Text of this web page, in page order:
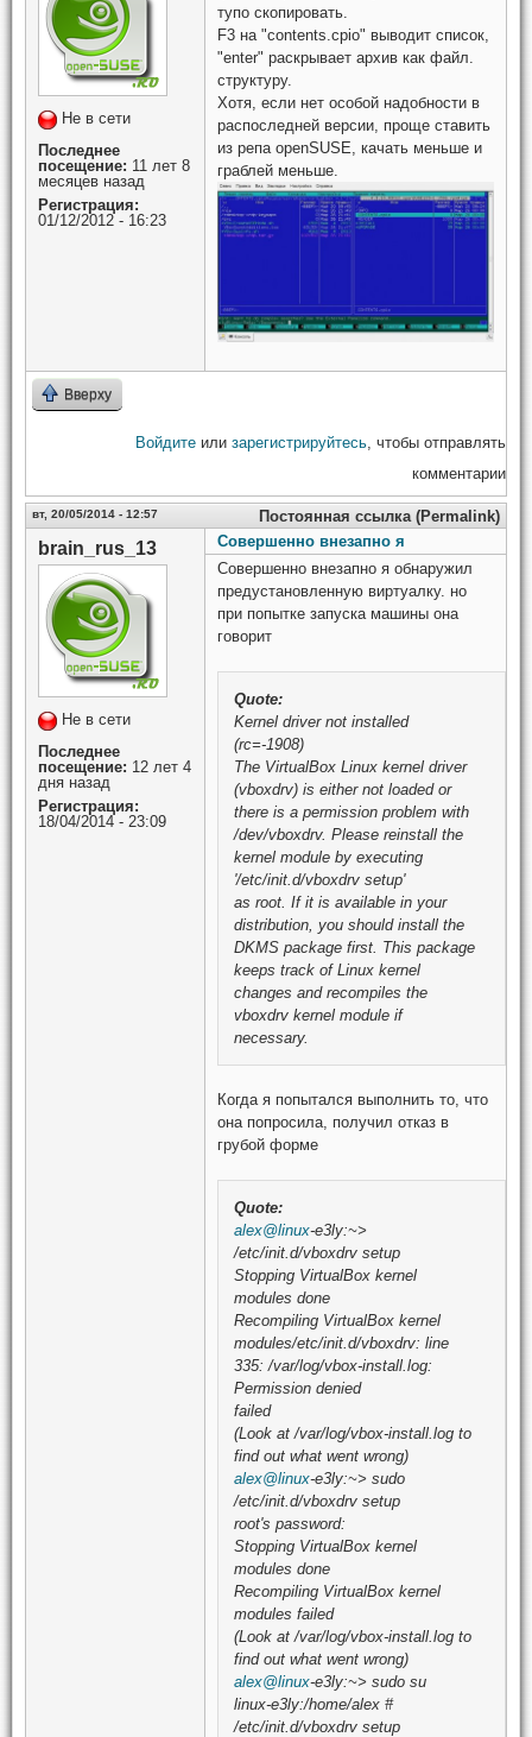
Не в сети
Последнее
посещение: 11 лет 8
месяцев назад
Регистрация:
01/12/2012 - 16:23
тупо скопировать.
F3 на "contents.cpio" выводит список,
"enter" раскрывает архив как файл.
структуру.
Хотя, если нет особой надобности в
распоследней версии, проще ставить
из репа openSUSE, качать меньше и
граблей меньше.
Вверху
Войдите или зарегистрируйтесь, чтобы отправлять
комментарии
вт, 20/05/2014 - 12:57 Постоянная ссылка (Permalink)
brain_rus_13
Не в сети
Последнее
посещение: 12 лет 4
дня назад
Регистрация:
18/04/2014 - 23:09
Совершенно внезапно я
Совершенно внезапно я обнаружил
предустановленную виртуалку. но
при попытке запуска машины она
говорит
Quote:
Kernel driver not installed
(rc=-1908)
The VirtualBox Linux kernel driver
(vboxdrv) is either not loaded or
there is a permission problem with
/dev/vboxdrv. Please reinstall the
kernel module by executing
'/etc/init.d/vboxdrv setup'
as root. If it is available in your
distribution, you should install the
DKMS package first. This package
keeps track of Linux kernel
changes and recompiles the
vboxdrv kernel module if
necessary.
Когда я попытался выполнить то, что
она попросила, получил отказ в
грубой форме
Quote:
alex@linux-e3ly:~>
/etc/init.d/vboxdrv setup
Stopping VirtualBox kernel
modules done
Recompiling VirtualBox kernel
modules/etc/init.d/vboxdrv: line
335: /var/log/vbox-install.log:
Permission denied
failed
(Look at /var/log/vbox-install.log to
find out what went wrong)
alex@linux-e3ly:~> sudo
/etc/init.d/vboxdrv setup
root's password:
Stopping VirtualBox kernel
modules done
Recompiling VirtualBox kernel
modules failed
(Look at /var/log/vbox-install.log to
find out what went wrong)
alex@linux-e3ly:~> sudo su
linux-e3ly:/home/alex #
/etc/init.d/vboxdrv setup